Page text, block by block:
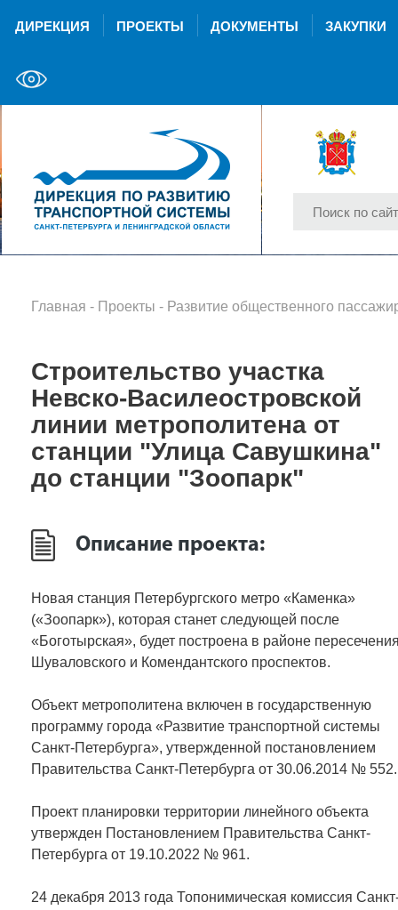
ДИРЕКЦИЯ ПРОЕКТЫ ДОКУМЕНТЫ ЗАКУПКИ
Главная - Проекты - Развитие общественного
Строительство участка
Невско-Василеостровской
линии метрополитена от
станции "Улица Савушкина"
до станции "Зоопарк"
Описание проекта:
Новая станция Петербургского метро «Каменка»
(«Зоопарк»), которая станет следующей после
«Боготырская», будет построена в районе
Шуваловского и Комендантского проспектов.
Объект метрополитена включен в государственную
программу города «Развитие транспортной системы
Санкт‑Петербурга», утвержденной постановлением
Правительства Санкт‑Петербурга от 30.06.2014 № 552.
Проект планировки территории линейного объекта
утвержден Постановлением Правительства Санкт-
Петербурга от 19.10.2022 № 961.
24 декабря 2013 года Топонимическая комиссия